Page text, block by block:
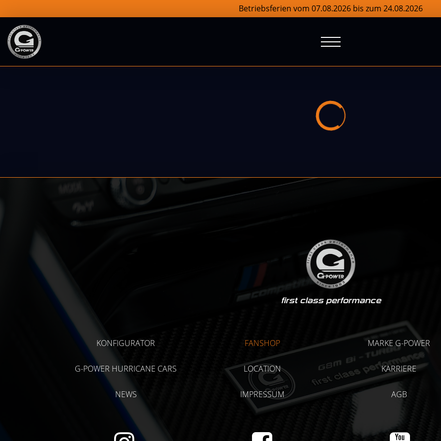
Betriebsferien vom 07.08.2026 bis zum 24.08.2026
first class performance
KONFIGURATOR FANSHOP MARKE G-POWER
G-POWER HURRICANE CARS LOCATION KARRIERE
NEWS IMPRESSUM AGB